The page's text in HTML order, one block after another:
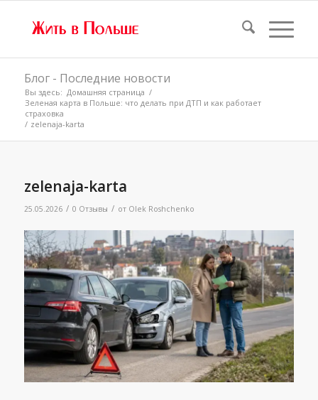
Блог - Последние новости
Вы здесь: Домашняя страница /
Зеленая карта в Польше: что делать при ДТП и как работает
страховка
/ zelenaja-karta
zelenaja-karta
25.05.2026 / 0 Отзывы / от Olek Roshchenko